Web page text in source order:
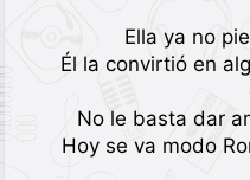
Ella ya no
Él la convirtió en
No le basta dar
Hoy se va modo